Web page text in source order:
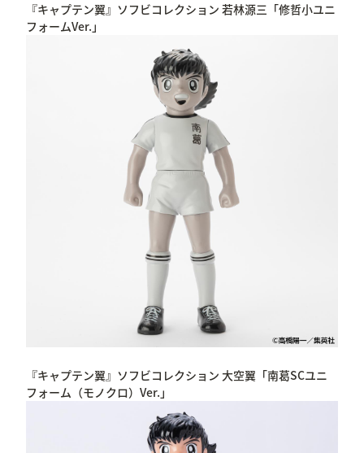
『キャプテン翼』ソフビコレクション 若林源三「修哲小ユニ
フォームVer.」
『キャプテン翼』ソフビコレクション 大空翼「南葛SCユニ
フォーム（モノクロ）Ver.」